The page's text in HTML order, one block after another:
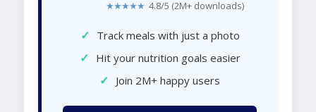
★★★★★ 4.8/5 (2M+ downloads)
✓ Track meals with just a photo
✓ Hit your nutrition goals easier
✓ Join 2M+ happy users